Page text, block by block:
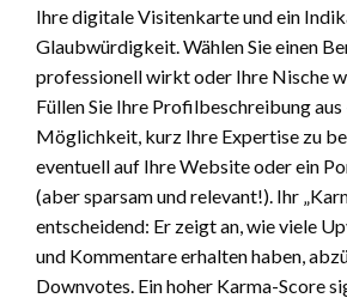
Ihre digitale Visitenkarte und ein
Glaubwürdigkeit. Wählen Sie einen
professionell wirkt oder Ihre Nische
Füllen Sie Ihre Profilbeschreibung aus
Möglichkeit, kurz Ihre Expertise zu
eventuell auf Ihre Website oder ein
(aber sparsam und relevant!). Ihr
entscheidend: Er zeigt an, wie viele
und Kommentare erhalten haben,
Downvotes. Ein hoher Karma-Score